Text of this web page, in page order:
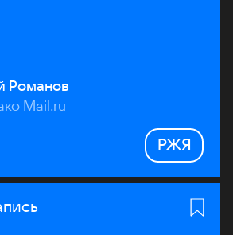
Романов
Mail.ru
РЖЯ